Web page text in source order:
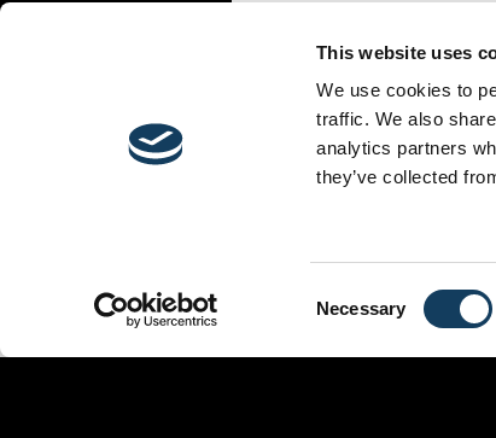
This website uses
We use cookies to
traffic. We also
analytics partners
they’ve collected
Necessary